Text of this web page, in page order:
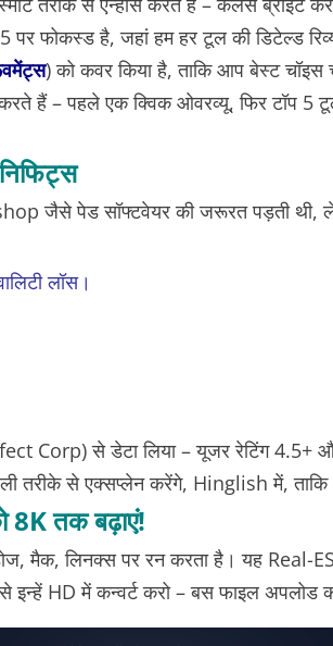
पर फोकस्ड है, जहां हम हर टूल की डिटेल्ड
) को कवर किया है, ताकि आप बेस्ट
हैं – पहले एक क्विक ओवरव्यू, फिर टॉप 5
जैसे पेड सॉफ्टवेयर की जरूरत पड़ती
लॉस।
से डेटा लिया – यूजर रेटिंग 4.5+
तरीके से एक्सप्लेन करेंगे, Hinglish में,
8K तक बढ़ाएं!
मैक, लिनक्स पर रन करता है। यह
इन्हें HD में कन्वर्ट करो – बस फाइल